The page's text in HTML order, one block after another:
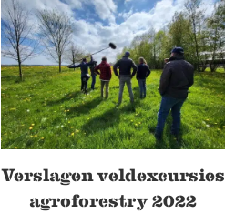
Verslagen veldexcursies
agroforestry 2022
In de media Nieuws
Verslagen veldexcursies
agroforestry 2022